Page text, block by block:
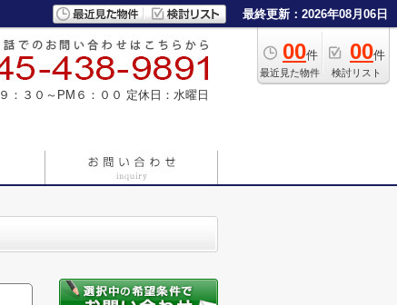
最終更新：2026年08月06日
00件
最近見た物件
00件
検討リスト
：３０～PM６：００ 定休日：水曜日